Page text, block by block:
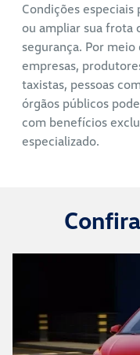
Condições
ou ampliar sua frota
segurança. Por
empresas,
taxistas, pessoas
órgãos públicos
com benefícios
especializado.